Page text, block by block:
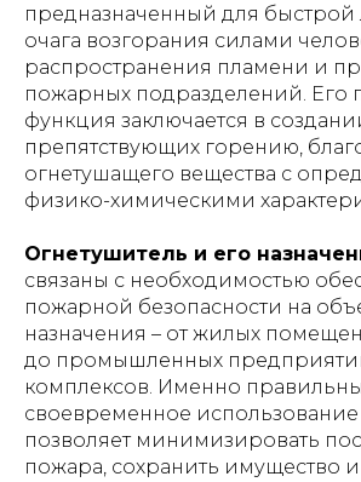
предназначенный для
очага возгорания силами
распространения пламени и
пожарных подразделений. Его
функция заключается в
препятствующих горению,
огнетушащего вещества с
физико-химическими
Огнетушитель и его
связаны с необходимостью
пожарной безопасности на
назначения – от жилых
до промышленных
комплексов. Именно
своевременное использование
позволяет минимизировать
пожара, сохранить имущество